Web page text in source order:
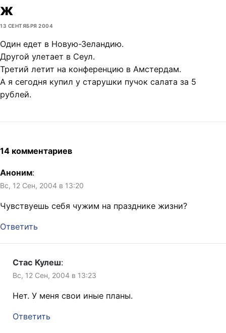
ж
13 СЕНТЯБРЯ 2004
Один едет в Новую-Зеландию.
Другой улетает в Сеул.
Третий летит на конференцию в Амстердам.
А я сегодня купил у старушки пучок салата за 5
рублей.
14 комментариев
Аноним:
Вс, 12 Сен, 2004 в 13:20
Чувствуешь себя чужим на празднике жизни?
Ответить
Стас Кулеш:
Вс, 12 Сен, 2004 в 13:23
Нет. У меня свои иные планы.
Ответить